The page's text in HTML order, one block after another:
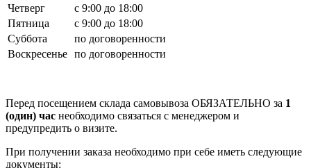
Четверг
с 9:00 до 18:00
Пятница
с 9:00 до 18:00
Суббота
по договоренности
Воскресенье по договоренности
Перед посещением склада самовывоза ОБЯЗАТЕЛЬНО за 1
(один) час необходимо связаться с менеджером и
предупредить о визите.
При получении заказа необходимо при себе иметь следующие
документы: